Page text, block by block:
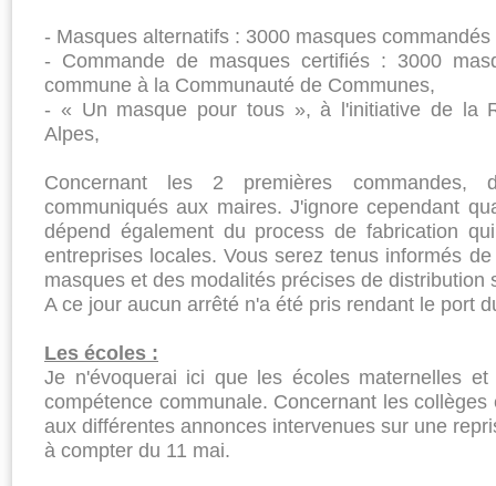
- Masques alternatifs : 3000 masques
- Commande de masques certifiés : 3000
commune à la Communauté de Communes,
- « Un masque pour tous », à l'initiative de la
Alpes,
Concernant les 2 premières commandes,
communiqués aux maires. J'ignore cependant
dépend également du process de fabrication
entreprises locales. Vous serez tenus informés
masques et des modalités précises de distribution
A ce jour aucun arrêté n'a été pris rendant le port
Les écoles :
Je n'évoquerai ici que les écoles maternelles
compétence communale. Concernant les
aux différentes annonces intervenues sur une
à compter du 11 mai.